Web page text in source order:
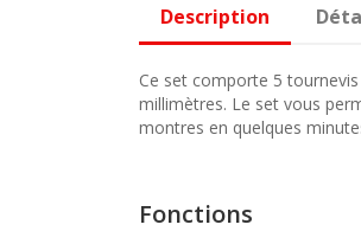
Description
Ce set comporte 5
millimètres. Le set vous
montres en quelques
Fonctions